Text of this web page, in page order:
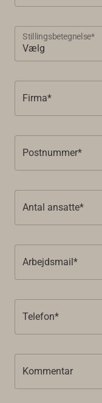
Stillingsbetegnelse*
Firma*
Postnummer*
Antal ansatte*
Arbejdsmail*
Telefon*
Kommentar